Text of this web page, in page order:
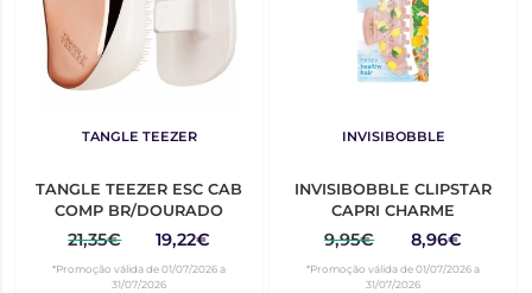
TANGLE TEEZER
TANGLE TEEZER ESC CAB
COMP BR/DOURADO
21,35€ 19,22€
*Promoção válida de 01/07/2026 a
31/07/2026
INVISIBOBBLE
INVISIBOBBLE CLIPSTAR
CAPRI CHARME
9,95€ 8,96€
*Promoção válida de 01/07/2026 a
31/07/2026